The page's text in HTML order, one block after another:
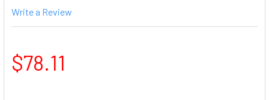
Write a Review
$78.11